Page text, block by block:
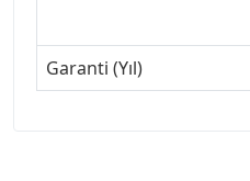
Garanti (Yıl)